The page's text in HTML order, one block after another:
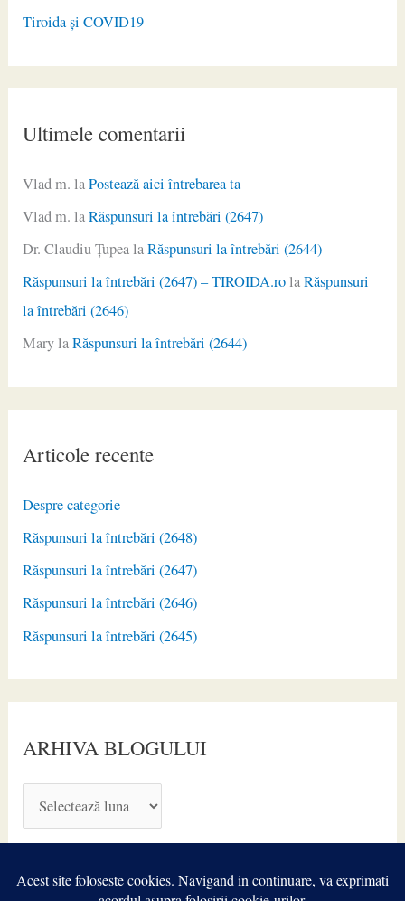
Tiroida și COVID19
Ultimele comentarii
Vlad m. laPostează aici întrebarea ta
Vlad m. laRăspunsuri la întrebări (2647)
Dr. Claudiu ŢupealaRăspunsuri la întrebări (2644)
Răspunsuri la întrebări (2647) – TIROIDA.rolaRăspunsuri
la întrebări (2646)
MarylaRăspunsuri la întrebări (2644)
Articole recente
Despre categorie
Răspunsuri la întrebări (2648)
Răspunsuri la întrebări (2647)
Răspunsuri la întrebări (2646)
Răspunsuri la întrebări (2645)
ARHIVA BLOGULUI
R
I